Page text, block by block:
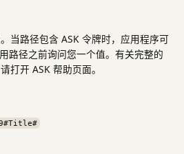
当路径包含 ASK 令牌时，应用程序可
路径之前询问您一个值。有关完整的
打开 ASK 帮助页面。